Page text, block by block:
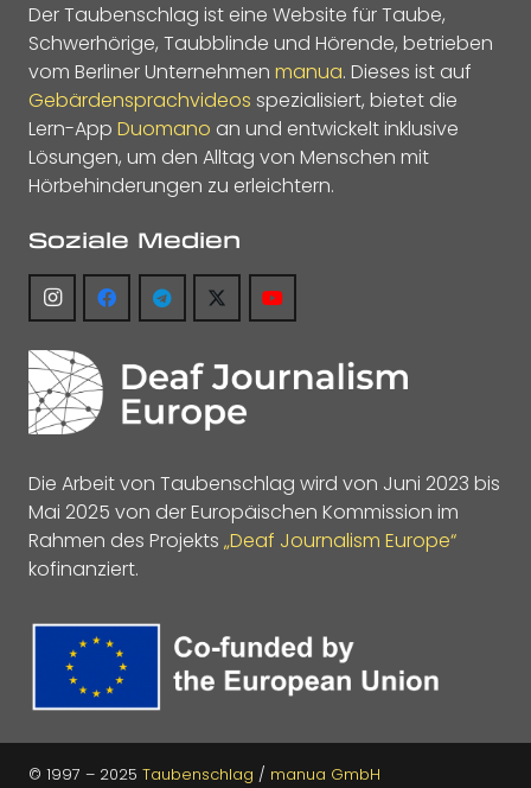
Der Taubenschlag ist eine Website für Taube,
Schwerhörige, Taubblinde und Hörende, betrieben
vom Berliner Unternehmen manua. Dieses ist auf
Gebärdensprachvideos spezialisiert, bietet die
Lern-App Duomano an und entwickelt inklusive
Lösungen, um den Alltag von Menschen mit
Hörbehinderungen zu erleichtern.
Soziale Medien
Die Arbeit von Taubenschlag wird von Juni 2023 bis
Mai 2025 von der Europäischen Kommission im
Rahmen des Projekts „Deaf Journalism Europe“
kofinanziert.
© 1997 – 2025 Taubenschlag / manua GmbH